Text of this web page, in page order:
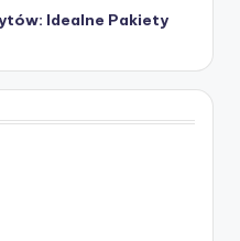
Idealne Pakiety